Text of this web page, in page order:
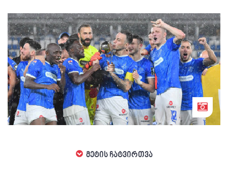
დინამო თბილისი სლავა მეტრეველის
სახელობის სუპერთასის გამარჯვებულია
მეტის ჩატვირთვა